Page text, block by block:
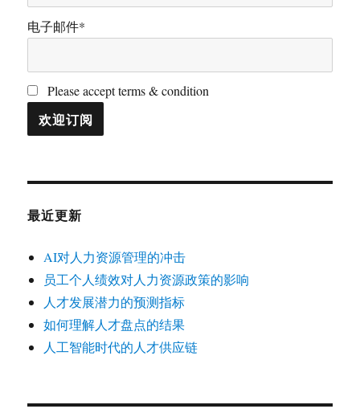
电子邮件*
Please accept terms & condition
最近更新
AI对人力资源管理的冲击
员工个人绩效对人力资源政策的影响
人才发展潜力的预测指标
如何理解人才盘点的结果
人工智能时代的人才供应链